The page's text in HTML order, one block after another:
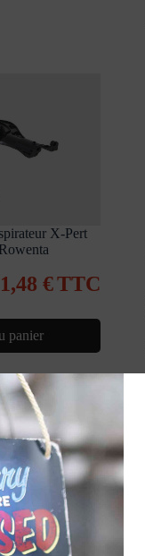
X-Pert
€TTC
panier